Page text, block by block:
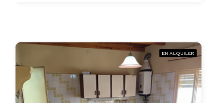
EN ALQUILER